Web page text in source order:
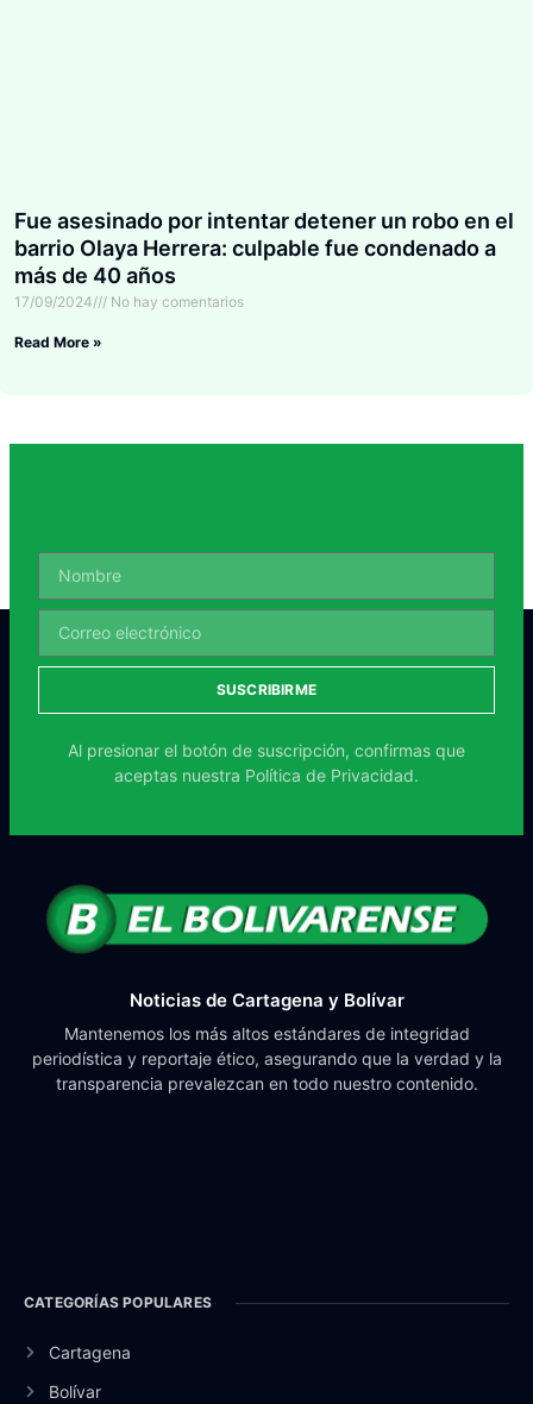
Fue asesinado por intentar detener un robo en el
barrio Olaya Herrera: culpable fue condenado a
más de 40 años
17/09/2024 No hay comentarios
Read More »
SUSCRIBIRME
Al presionar el botón de suscripción, confirmas que
aceptas nuestra Política de Privacidad.
Noticias de Cartagena y Bolívar
Mantenemos los más altos estándares de integridad
periodística y reportaje ético, asegurando que la verdad y la
transparencia prevalezcan en todo nuestro contenido.
CATEGORÍAS POPULARES
Cartagena
Bolívar